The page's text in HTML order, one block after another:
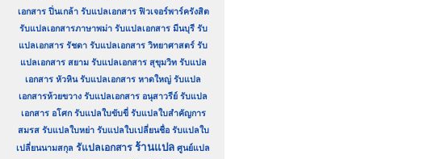
เอกสาร ปิ่นเกล้า รับแปลเอกสาร ฟิวเจอร์พาร์ครังสิต
รับแปลเอกสารภาษาพม่า รับแปลเอกสาร มีนบุรี รับ
แปลเอกสาร รัชดา รับแปลเอกสาร วิทยาศาสตร์ รับ
แปลเอกสาร สยาม รับแปลเอกสาร สุขุมวิท รับแปล
เอกสาร หัวหิน รับแปลเอกสาร หาดใหญ่ รับแปล
เอกสารห้วยขวาง รับแปลเอกสาร อนุสาวรีย์ รับแปล
เอกสาร อโศก รับแปลใบขับขี่ รับแปลใบสำคัญการ
สมรส รับแปลใบหย่า รับแปลใบเปลี่ยนชื่อ รับแปลใบ
เปลี่ยนนามสกุล รัแปลเอกสาร ร้านแปล ศูนย์แปล